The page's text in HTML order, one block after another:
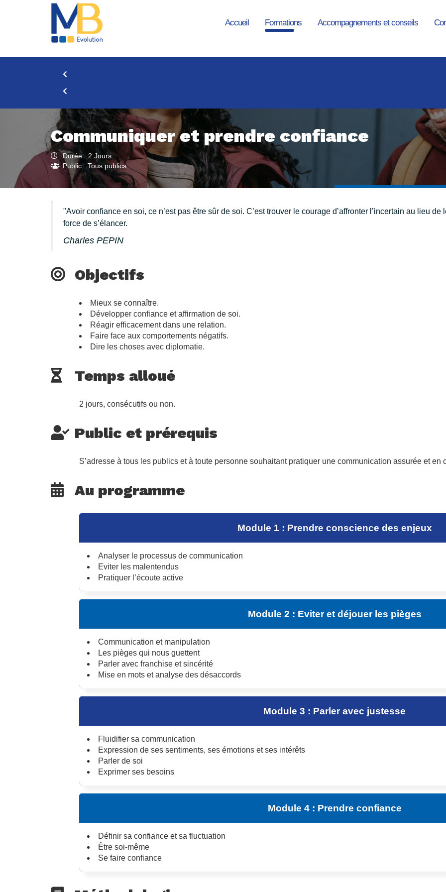
Accueil Formations Accompagnements et conseils
Communiquer et prendre confiance
Durée : 2 Jours
Public : Tous publics
Avoir confiance en soi, ce n’est pas être sûr de soi. C’est trouver le courage d’affronter l’incertain au lieu
force de s’élancer.
Charles PEPIN
Objectifs
Mieux se connaître.
Développer confiance et affirmation de soi.
Réagir efficacement dans une relation.
Faire face aux comportements négatifs.
Dire les choses avec diplomatie.
Temps alloué
2 jours, consécutifs ou non.
Public et prérequis
S’adresse à tous les publics et à toute personne souhaitant pratiquer une communication assurée et en
Au programme
Module 1 : Prendre conscience des enjeux
Analyser le processus de communication
Eviter les malentendus
Pratiquer l’écoute active
Module 2 : Eviter et déjouer les pièges
Communication et manipulation
Les pièges qui nous guettent
Parler avec franchise et sincérité
Mise en mots et analyse des désaccords
Module 3 : Parler avec justesse
Fluidifier sa communication
Expression de ses sentiments, ses émotions et ses intérêts
Parler de soi
Exprimer ses besoins
Module 4 : Prendre confiance
Définir sa confiance et sa fluctuation
Être soi-même
Se faire confiance